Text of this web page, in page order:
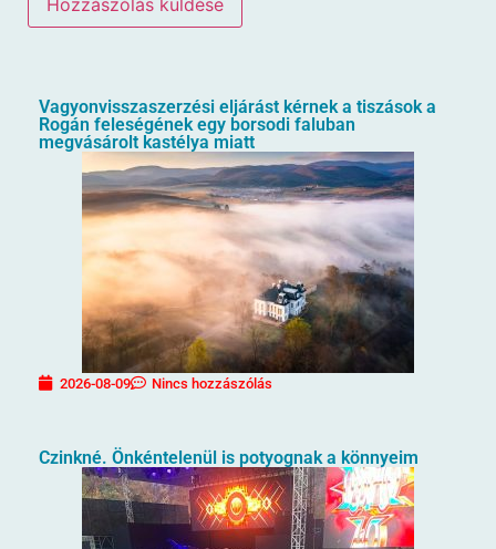
Vagyonvisszaszerzési eljárást kérnek a tiszások a
Rogán feleségének egy borsodi faluban
megvásárolt kastélya miatt
2026-08-09 Nincs hozzászólás
Czinkné. Önkéntelenül is potyognak a könnyeim